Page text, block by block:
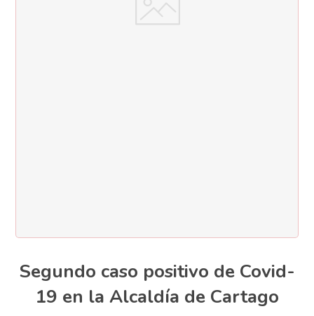
Segundo caso positivo de Covid-
19 en la Alcaldía de Cartago